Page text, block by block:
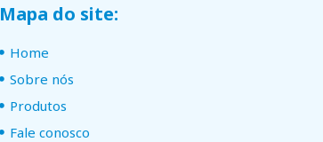
Mapa do site:
Home
Sobre nós
Produtos
Fale conosco